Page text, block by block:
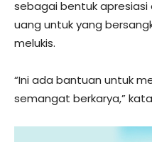
sebagai bentuk
uang untuk yang
melukis.
“Ini ada bantuan untuk
semangat berkarya,”